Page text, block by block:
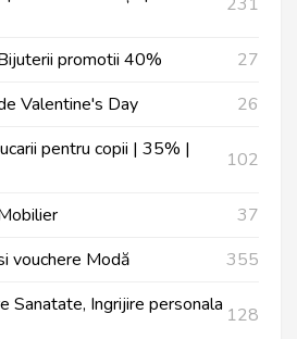
promotii 40%
27
Valentine's Day
26
pentru copii | 35% |
102
37
vouchere Modă
355
Sanatate, Ingrijire personala 128